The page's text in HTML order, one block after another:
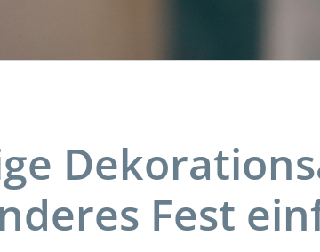
Fest